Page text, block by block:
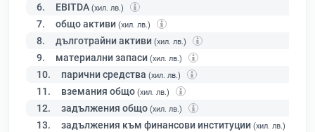
6. EBITDA (хил. лв.)
7. общо активи (хил. лв.)
8. дълготрайни активи (хил. лв.)
9. материални запаси (хил. лв.)
10. парични средства (хил. лв.)
11. вземания общо (хил. лв.)
12. задължения общо (хил. лв.)
13. задължения към финансови институции (хил. лв.)